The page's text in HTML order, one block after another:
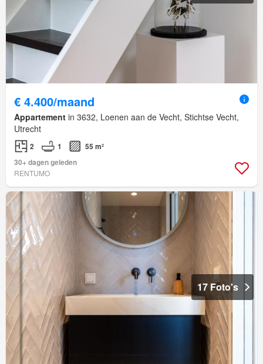
€ 4.400/maand
Appartement in 3632, Loenen aan de Vecht, Stichtse Vecht,
Utrecht
2 1
55 m²
30+ dagen geleden
RENTUMO
17 Foto's